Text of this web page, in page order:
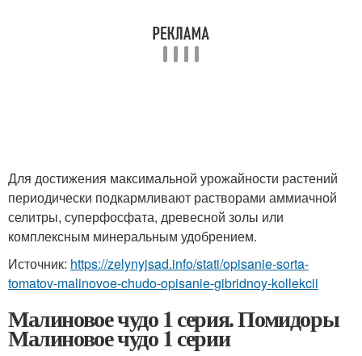
Для достижения максимальной урожайности растений
периодически подкармливают растворами аммиачной
селитры, суперфосфата, древесной золы или
комплексным минеральным удобрением.
Источник: https://zelynyjsad.info/stati/opisanie-sorta-
tomatov-malinovoe-chudo-opisanie-gibridnoy-kollekcii
Малиновое чудо 1 серия. Помидоры
Малиновое чудо 1 серии